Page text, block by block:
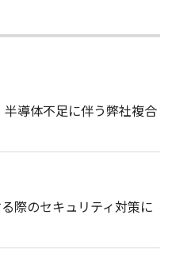
半導体不足に伴う弊社複合
際のセキュリティ対策に